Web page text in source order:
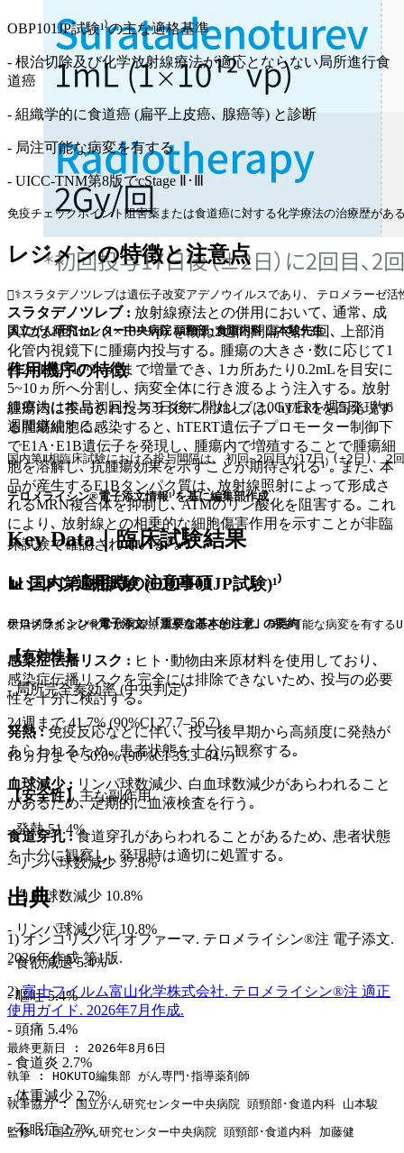
OBP101JP試験¹⁾の主な適格基準
- 根治切除及び化学放射線療法が適応とならない局所進行食
道癌
- 組織学的に食道癌 (扁平上皮癌､ 腺癌等) と診断
- 局注可能な病変を有する
- UICC-TNM第8版でcStage Ⅱ･Ⅲ
免疫チェックポイント阻害薬または食道癌に対する化学療法の治療歴が
レジメンの特徴と注意点
🧑‍⚕️スラタデノツレブは遺伝子改変アデノウイルスであり､ テロメラー
国立がん研究センター中央病院 頭頸部･食道内科 山本駿先生
作用機序の特徴
腫瘍内に投与されたスラタデノツレブは､ hTERTを高発現す
る腫瘍細胞に感染すると､ hTERT遺伝子プロモーター制御下
でE1A･E1B遺伝子を発現し､ 腫瘍内で増殖することで腫瘍細
胞を溶解し､ 抗腫瘍効果を示すことが期待される¹⁾｡ また､ 本
品が産生するE1Bタンパク質は､ 放射線照射によって形成さ
れるMRN複合体を抑制し､ ATMのリン酸化を阻害する｡ これ
により､ 放射線との相乗的な細胞傷害作用を示すことが非臨
床試験で確認されている²⁾｡
レジメン適用時の注意事項
テロメライシン®電子添文¹⁾ ｢重要な基本的注意｣ の要約
感染症伝播リスク : ヒト･動物由来原材料を使用しており､
感染症伝播リスクを完全には排除できないため､ 投与の必要
性を十分に検討する｡
発熱 :免疫反応などに伴い､ 投与後早期から高頻度に発熱が
あらわれるため､ 患者状態を十分に観察する｡
血球減少 : リンパ球数減少､ 白血球数減少があらわれること
があるため､ 定期的に血液検査を行う｡
食道穿孔 :食道穿孔があらわれることがあるため､ 患者状態
を十分に観察し､ 発現時は適切に処置する｡
出典
1) オンコリスバイオファーマ. テロメライシン®注 電子添文.
2026年作成 第1版.
2)富士フイルム富山化学株式会社. テロメライシン®注 適正
使用ガイド. 2026年7月作成.
最終更新日 : 2026年8月6日
執筆 : HOKUTO編集部 がん専門･指導薬剤師
執筆協力 : 国立がん研究センター中央病院 頭頸部･食道内科 山本駿
監修 : 国立がん研究センター中央病院 頭頸部･食道内科 加藤健
スラタデノツレブ : 放射線療法との併用において､ 通常､ 成
人には1回1mL (1×10¹² vp) を概ね2週間間隔で計3回､ 上部消
化管内視鏡下に腫瘍内投与する｡ 腫瘍の大きさ･数に応じて1
回2mL (2×10¹² vp) まで増量でき､ 1カ所あたり0.2mLを目安に
5~10ヵ所へ分割し､ 病変全体に行き渡るよう注入する｡ 放射
線療法は本品初回投与3日後に開始し､ 2.0Gy/日を週5日､ 約6
週間継続する｡
国内第Ⅱ相臨床試験における投与間隔は､ 初回~2回目が17日 (±2日)､
テロメライシン®電子添文情報¹⁾を基に編集部作成
Key Data｜臨床試験結果
📊 国内第Ⅱ相試験 (OBP101JP試験)¹⁾
根治切除および化学放射線療法が適応とならず､ 局注可能な病変を有
【有効性】
- 局所完全奏効率 (中央判定)
24週まで 41.7% (90%CI 27.7–56.7)
18ヵ月まで 50.0% (90%CI 35.3–64.7)
【安全性】 主な副作用
- 発熱 51.4%
- リンパ球数減少 37.8%
- 白血球数減少 10.8%
- リンパ球減少症 10.8%
- 食欲減退 5.4%
- 嘔吐 5.4%
- 頭痛 5.4%
- 食道炎 2.7%
- 体重減少 2.7%
- 不眠症 2.7%